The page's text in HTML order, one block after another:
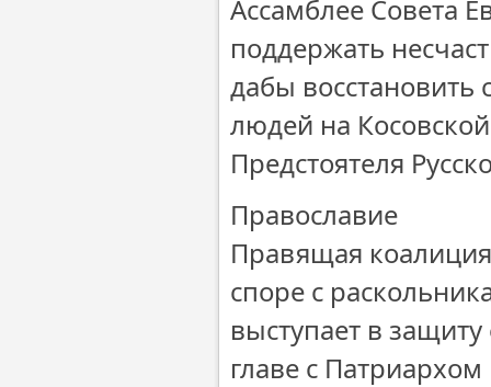
Ассамблее Совета
поддержать
дабы восстановить
людей на
Предстоятеля
Православие
Правящая
споре с
выступает в
главе с